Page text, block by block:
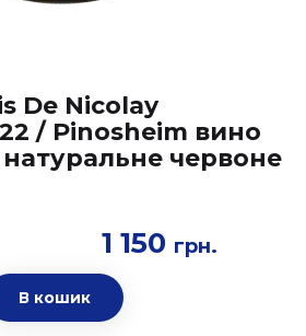
De Nicolay
/ Pinosheim вино
червоне
1 150 грн.
В кошик